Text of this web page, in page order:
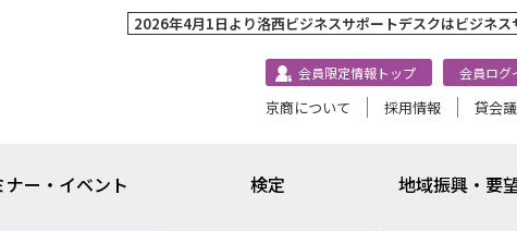
2026年4月1日より洛西ビジネスサポートデスクはビジネ
会員限定情報トップ 会員ログ
京商について 採用情報 貸会
ナー・イベント 検定 地域振興・要